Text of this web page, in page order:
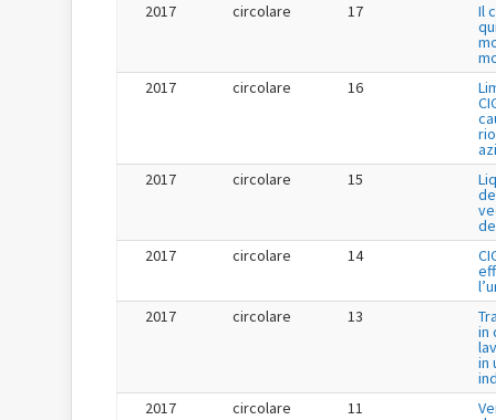
2017
circolare 17 Il
2017
circolare 16
2017
circolare 15
2017
circolare 14
2017
circolare 13
in
in
2017
circolare 11